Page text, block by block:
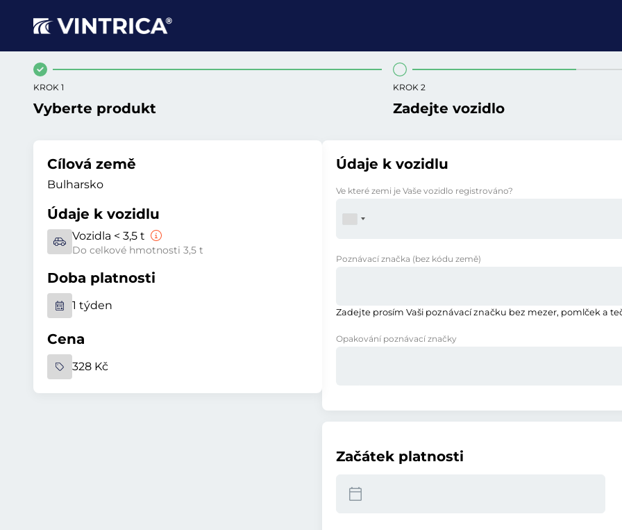
KROK 1
Vyberte produkt
KROK 2
Zadejte vozidlo
Cílová země
Bulharsko
Údaje k vozidlu
Vozidla < 3,5 t
Do celkové hmotnosti 3,5 t
Doba platnosti
1 týden
Cena
328 Kč
Údaje k vozidlu
Ve které zemi je Vaše vozidlo registrováno?
Poznávací značka (bez kódu země)
Zadejte prosím Vaši poznávací značku bez mezer, pomlček a
Opakování poznávací značky
Začátek platnosti